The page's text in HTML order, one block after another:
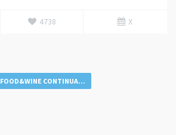
4738 X
FOOD&WINE CONTINUA...